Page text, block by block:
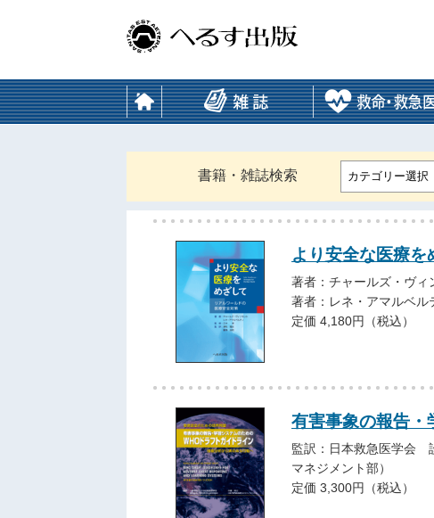
書籍・雑誌検索 カテゴリー選択
より安全な医療を
著者：チャールズ・ヴィ
著者：レネ・アマルベル
定価 4,180円（税込）
有害事象の報告・
監訳：日本救急医学会
マネジメント部）
定価 3,300円（税込）